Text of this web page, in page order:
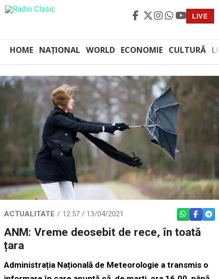
LIVE
HOME NAȚIONAL WORLD ECONOMIE CULTURĂ
ACTUALITATE 12:57 / 13/04/2021 WHATSAPP
ANM: Vreme deosebit de rece, în toată
țara
Administrația Națională de Meteorologie a transmis o